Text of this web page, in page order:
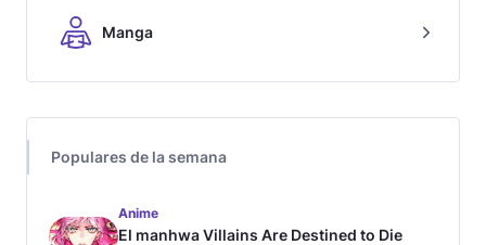
Manga
Populares de la semana
Anime
El manhwa Villains Are Destined to Die